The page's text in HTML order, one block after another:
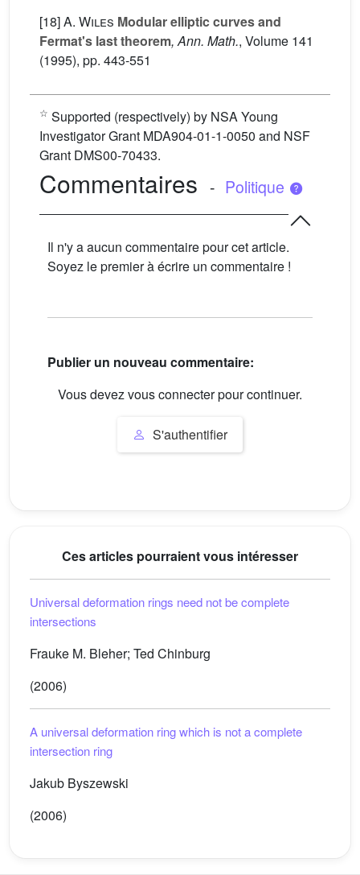
[18]A. Wiles Modular elliptic curves and
Fermat's last theorem, Ann. Math., Volume 141
(1995), pp. 443-551
☆ Supported (respectively) by NSA Young
Investigator Grant MDA904-01-1-0050 and NSF
Grant DMS00-70433.
Commentaires - Politique
Il n'y a aucun commentaire pour cet article.
Soyez le premier à écrire un commentaire !
Publier un nouveau commentaire:
Vous devez vous connecter pour continuer.
S'authentifier
Ces articles pourraient vous intéresser
Universal deformation rings need not be complete
intersections
Frauke M. Bleher; Ted Chinburg
(2006)
A universal deformation ring which is not a complete
intersection ring
Jakub Byszewski
(2006)